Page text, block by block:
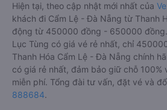
Hiện tại, theo cập nhật mới nhất của
khách đi Cẩm Lệ - Đà Nẵng từ Thanh
động từ 450000 đồng - 650000 đồng.
Lục Tùng có giá vé rẻ nhất, chỉ
Thanh Hóa Cẩm Lệ - Đà Nẵng chính
có giá rẻ nhất, đảm bảo giữ chỗ 100%
miễn phí. Tổng đài tư vấn, đặt vé và
888684.